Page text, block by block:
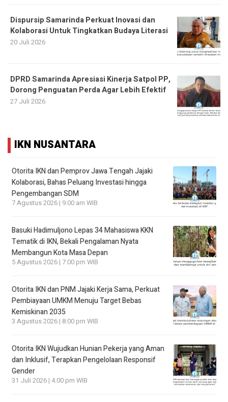
Dispursip Samarinda Perkuat Inovasi dan
Kolaborasi Untuk Tingkatkan Budaya Literasi
20 Juli 2026
DPRD Samarinda Apresiasi Kinerja Satpol PP,
Dorong Penguatan Perda Agar Lebih Efektif
27 Juli 2026
IKN NUSANTARA
Otorita IKN dan Pemprov Jawa Tengah Jajaki
Kolaborasi, Bahas Peluang Investasi hingga
Pengembangan SDM
7 Agustus 2026 | 9:00 am WIB
Basuki Hadimuljono Lepas 34 Mahasiswa KKN
Tematik di IKN, Bekali Pengalaman Nyata
Membangun Kota Masa Depan
5 Agustus 2026 | 7:00 pm WIB
Otorita IKN dan PNM Jajaki Kerja Sama, Perkuat
Pembiayaan UMKM Menuju Target Bebas
Kemiskinan 2035
3 Agustus 2026 | 8:00 pm WIB
Otorita IKN Wujudkan Hunian Pekerja yang Aman
dan Inklusif, Terapkan Pengelolaan Responsif
Gender
31 Juli 2026 | 4:00 pm WIB